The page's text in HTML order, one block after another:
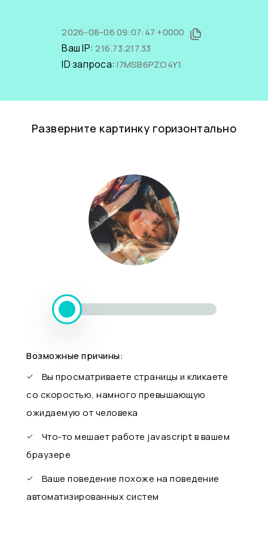
2026-08-06 09:07:47 +0000
Ваш IP:216.73.217.33
ID запроса:l7MSB6PZO4Y1
Разверните картинку горизонтально
Возможные причины:
Вы просматриваете страницы и кликаете
со скоростью, намного превышающую
ожидаемую от человека
Что-то мешает работе javascript в вашем
браузере
Ваше поведение похоже на поведение
автоматизированных систем